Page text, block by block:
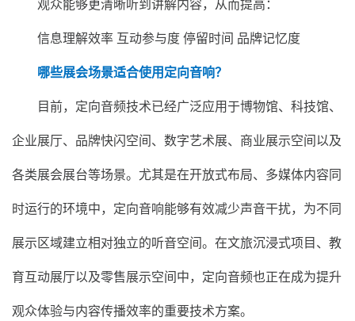
观众能够更清晰听到讲解内容，从而提高：
信息理解效率 互动参与度 停留时间 品牌记忆度
哪些展会场景适合使用定向音响？
目前，定向音频技术已经广泛应用于博物馆、科技馆、
企业展厅、品牌快闪空间、数字艺术展、商业展示空间以及
各类展会展台等场景。尤其是在开放式布局、多媒体内容同
时运行的环境中，定向音响能够有效减少声音干扰，为不同
展示区域建立相对独立的听音空间。在文旅沉浸式项目、教
育互动展厅以及零售展示空间中，定向音频也正在成为提升
观众体验与内容传播效率的重要技术方案。